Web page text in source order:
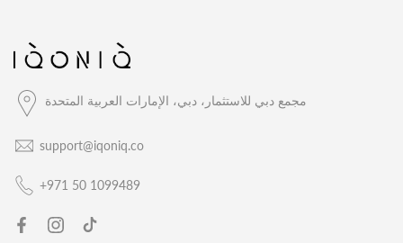
مجمع دبي للاستثمار، دبي، الإمارات العربية المتحدة
support@iqoniq.co
+971 50 1099489